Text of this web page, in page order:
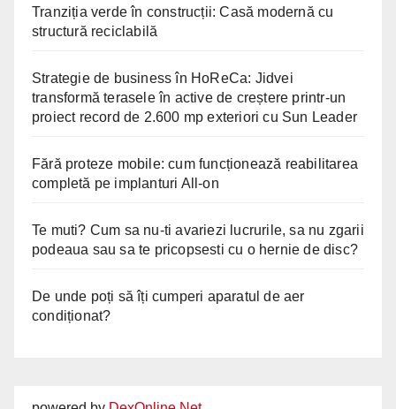
Tranziția verde în construcții: Casă modernă cu
structură reciclabilă
Strategie de business în HoReCa: Jidvei
transformă terasele în active de creștere printr-un
proiect record de 2.600 mp exteriori cu Sun Leader
Fără proteze mobile: cum funcționează reabilitarea
completă pe implanturi All-on
Te muti? Cum sa nu-ti avariezi lucrurile, sa nu zgarii
podeaua sau sa te pricopsesti cu o hernie de disc?
De unde poți să îți cumperi aparatul de aer
condiționat?